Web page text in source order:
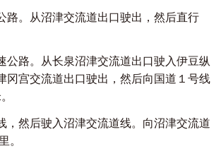
路。从沼津交流道出口驶出，然后直行
公路。从长泉沼津交流道出口驶入伊豆纵
冈宫交流道出口驶出，然后向国道１号线
，然后驶入沼津交流道线。向沼津交流道
。